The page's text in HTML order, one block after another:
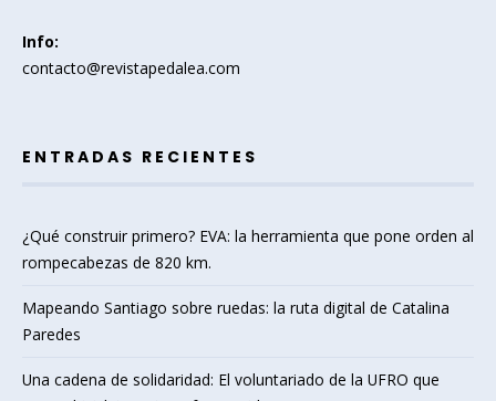
Info:
contacto@revistapedalea.com
ENTRADAS RECIENTES
¿Qué construir primero? EVA: la herramienta que pone orden al
rompecabezas de 820 km.
Mapeando Santiago sobre ruedas: la ruta digital de Catalina
Paredes
Una cadena de solidaridad: El voluntariado de la UFRO que